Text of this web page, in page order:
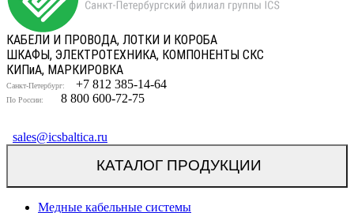
КАБЕЛИ И ПРОВОДА, ЛОТКИ И КОРОБА
ШКАФЫ, ЭЛЕКТРОТЕХНИКА, КОМПОНЕНТЫ СКС
КИПиА, МАРКИРОВКА
Санкт-Петербург: +7 812 385-14-64
По России: 8 800 600-72-75
sales@icsbaltica.ru
КАТАЛОГ ПРОДУКЦИИ
Медные кабельные системы